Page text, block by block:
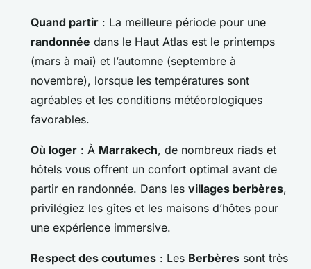
Quand partir : La meilleure période pour une
randonnée dans le Haut Atlas est le printemps
(mars à mai) et l’automne (septembre à
novembre), lorsque les températures sont
agréables et les conditions météorologiques
favorables.
Où loger : À Marrakech, de nombreux riads et
hôtels vous offrent un confort optimal avant de
partir en randonnée. Dans les villages berbères,
privilégiez les gîtes et les maisons d’hôtes pour
une expérience immersive.
Respect des coutumes : Les Berbères sont très